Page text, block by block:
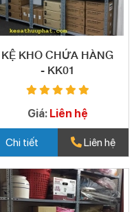
KỆ KHO CHỨA HÀNG
- KK01
Giá: Liên hệ
Chi tiết Liên hệ